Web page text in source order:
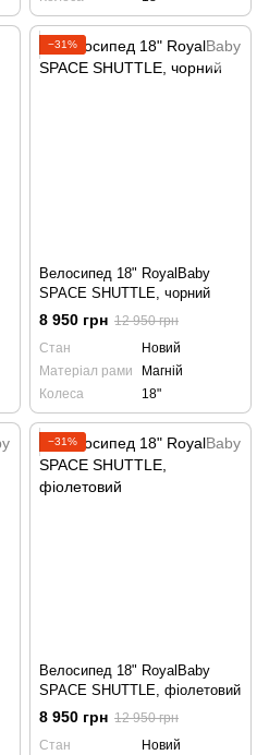
−31%
Велосипед 18" RoyalBaby
SPACE SHUTTLE, чорний
8 950 грн 12 950 грн
Стан
Новий
Матеріал рами
Магній
Колеса
18"
−31%
Велосипед 18" RoyalBaby
SPACE SHUTTLE, фіолетовий
8 950 грн 12 950 грн
Стан
Новий